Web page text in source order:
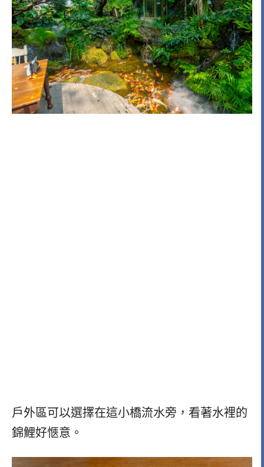
戶外區可以選擇在這小橋流水旁，看著水裡的
錦鯉好愜意。